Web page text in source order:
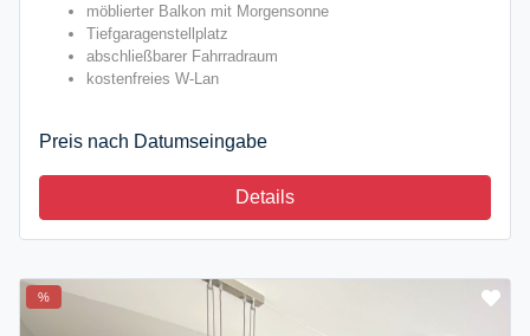
möblierter Balkon mit Morgensonne
Tiefgaragenstellplatz
abschließbarer Fahrradraum
kostenfreies W-Lan
Preis nach Datumseingabe
Details
%